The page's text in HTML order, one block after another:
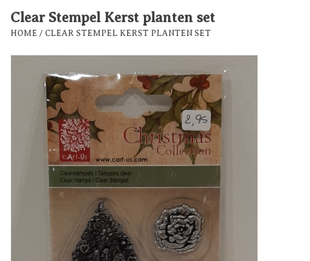
Decoratie
Over Axelle & Din Hobby
Clear Stempel Kerst planten set
HOME / CLEAR STEMPEL KERST PLANTEN SET